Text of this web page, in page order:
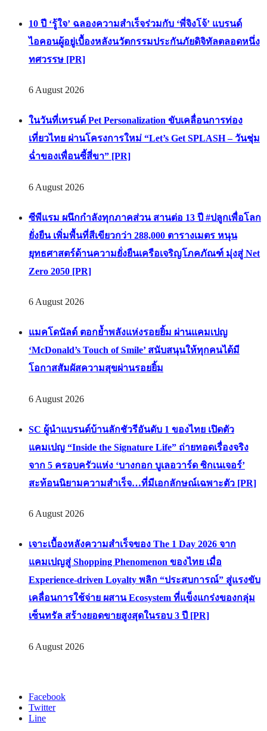
10 ปี ‘รู้ใจ’ ฉลองความสำเร็จร่วมกับ ‘พี่จิงโจ้’ แบรนด์
ไอคอนผู้อยู่เบื้องหลังนวัตกรรมประกันภัยดิจิทัลตลอดหนึ่ง
ทศวรรษ [PR]
6 August 2026
ในวันที่เทรนด์ Pet Personalization ขับเคลื่อนการท่อง
เที่ยวไทย ผ่านโครงการใหม่ “Let’s Get SPLASH – วันชุ่ม
ฉ่ำของเพื่อนซี้สี่ขา” [PR]
6 August 2026
ซีพีแรม ผนึกกำลังทุกภาคส่วน สานต่อ 13 ปี #ปลูกเพื่อโลก
ยั่งยืน เพิ่มพื้นที่สีเขียวกว่า 288,000 ตารางเมตร หนุน
ยุทธศาสตร์ด้านความยั่งยืนเครือเจริญโภคภัณฑ์ มุ่งสู่ Net
Zero 2050 [PR]
6 August 2026
แมคโดนัลด์ ตอกย้ำพลังแห่งรอยยิ้ม ผ่านแคมเปญ
‘McDonald’s Touch of Smile’ สนับสนุนให้ทุกคนได้มี
โอกาสสัมผัสความสุขผ่านรอยยิ้ม
6 August 2026
SC ผู้นำแบรนด์บ้านลักชัวรีอันดับ 1 ของไทย เปิดตัว
แคมเปญ “Inside the Signature Life” ถ่ายทอดเรื่องจริง
จาก 5 ครอบครัวแห่ง ‘บางกอก บูเลอวาร์ด ซิกเนเจอร์’
สะท้อนนิยามความสำเร็จ…ที่มีเอกลักษณ์เฉพาะตัว [PR]
6 August 2026
เจาะเบื้องหลังความสำเร็จของ The 1 Day 2026 จาก
แคมเปญสู่ Shopping Phenomenon ของไทย เมื่อ
Experience-driven Loyalty พลิก “ประสบการณ์” สู่แรงขับ
เคลื่อนการใช้จ่าย ผสาน Ecosystem ที่แข็งแกร่งของกลุ่ม
เซ็นทรัล สร้างยอดขายสูงสุดในรอบ 3 ปี [PR]
6 August 2026
Facebook
Twitter
Line